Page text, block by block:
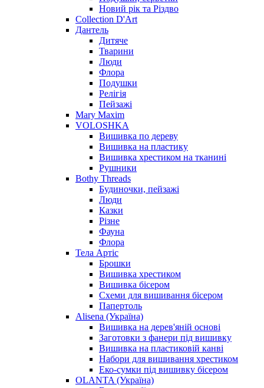
Новий рік та Різдво
Collection D'Art
Дантель
Дитяче
Тварини
Люди
Флора
Подушки
Релігія
Пейзажі
Mary Maxim
VOLOSHKA
Вишивка по дереву
Вишивка на пластику
Вишивка хрестиком на тканині
Рушники
Bothy Threads
Будиночки, пейзажі
Люди
Казки
Різне
Фауна
Флора
Тела Артіс
Брошки
Вишивка хрестиком
Вишивка бісером
Схеми для вишивання бісером
Папертоль
Alisena (Україна)
Вишивка на дерев'яній основі
Заготовки з фанери під вишивку
Вишивка на пластиковій канві
Набори для вишивання хрестиком
Еко-сумки під вишивку бісером
OLANTA (Україна)